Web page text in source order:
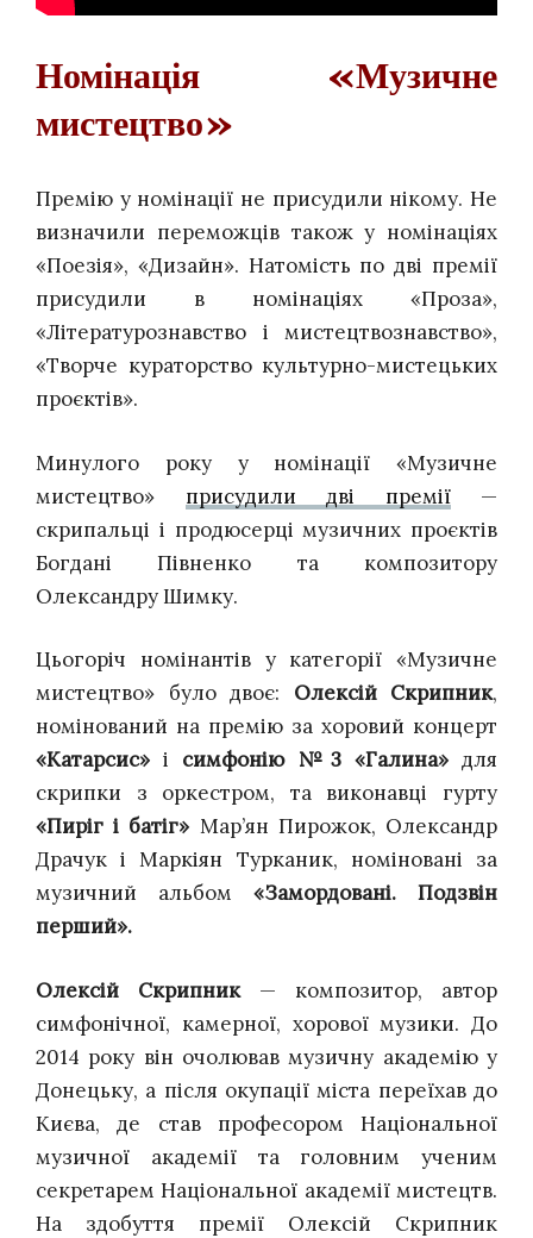
Номінація «Музичне
мистецтво»
Премію у номінації не присудили нікому. Не
визначили переможцівтакож у номінаціях
«Поезія», «Дизайн». Натомість по дві премії
присудили в номінаціях «Проза»,
«Літературознавство і мистецтвознавство»,
«Творче кураторство культурно-мистецьких
проєктів».
Минулого року у номінації «Музичне
мистецтво» присудили дві премії—
скрипальці і продюсерці музичних проєктів
Богдані Півненко та композитору
Олександру Шимку.
Цьогоріч номінантів у категорії «Музичне
мистецтво» було двоє: Олексій Скрипник,
номінований на премію за хоровий концерт
«Катарсис» і симфонію №3 «Галина»для
скрипки з оркестром, та виконавці гурту
«Пиріг і батіг» Мар’ян Пирожок, Олександр
Драчук і Маркіян Турканик, номіновані за
музичний альбом «Замордовані. Подзвін
перший».
Олексій Скрипник— композитор, автор
симфонічної, камерної, хорової музики. До
2014 року він очолював музичну академію у
Донецьку, а після окупації міста переїхав до
Києва, де став професором Національної
музичної академії та головним ученим
секретарем Національної академії мистецтв.
На здобуття премії Олексій Скрипник